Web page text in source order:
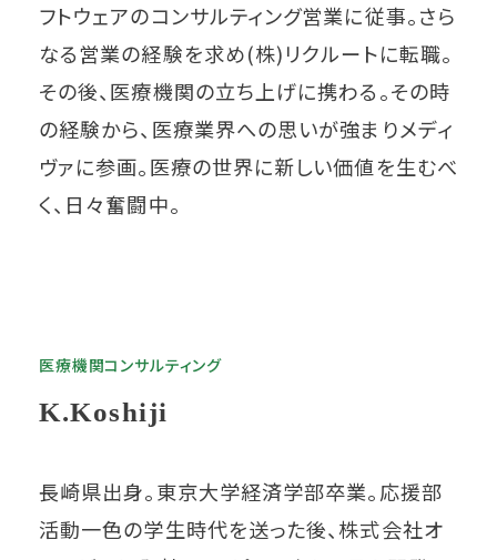
フトウェアのコンサルティング営業に従事。さら
なる営業の経験を求め(株)リクルートに転職。
その後、医療機関の立ち上げに携わる。その時
の経験から、医療業界への思いが強まりメディ
ヴァに参画。医療の世界に新しい価値を生むべ
く、日々奮闘中。
医療機関コンサルティング
K.Koshiji
長崎県出身。東京大学経済学部卒業。応援部
活動一色の学生時代を送った後、株式会社オ